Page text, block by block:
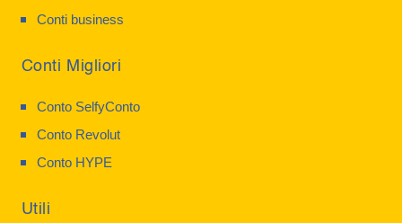
Conti business
Conti Migliori
Conto SelfyConto
Conto Revolut
Conto HYPE
Utili